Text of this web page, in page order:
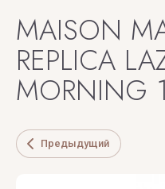
MAISON
REPLICA
MORNING
Предыдущий
U V